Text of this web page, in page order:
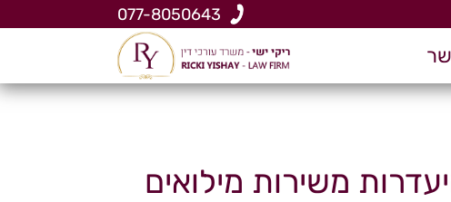
077-8050643
משירות מילואים